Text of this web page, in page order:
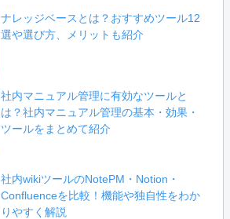
ナレッジベースとは？おすすめツール12
選や選び方、メリットも紹介
社内マニュアル管理に有効なツールと
は？社内マニュアル管理の基本・効果・
ツールをまとめて紹介
社内wikiツールのNotePM・Notion・
Confluenceを比較！機能や独自性をわか
りやすく解説